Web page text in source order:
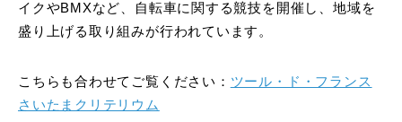
イクやBMXなど、自転車に関する競技を開催し、地域を
盛り上げる取り組みが行われています。
こちらも合わせてご覧ください： ツール・ド・フランス
さいたまクリテリウム